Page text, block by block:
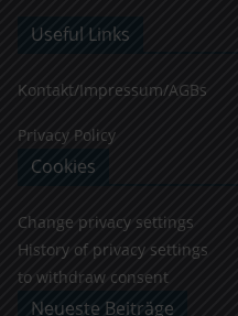
Useful Links
Kontakt/Impressum/AGBs
Privacy Policy
Cookies
Change privacy settings
History of privacy settings
to withdraw consent
Neueste Beiträge